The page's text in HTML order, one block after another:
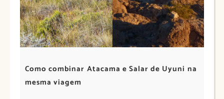
Como combinar Atacama e Salar de Uyuni na
mesma viagem